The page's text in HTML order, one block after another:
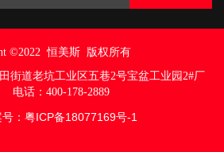
©2022 恒美斯 版权所有
街道老坑工业区五巷2号宝盆工业园2#厂
电话：400-178-2889
： 粤ICP备18077169号-1